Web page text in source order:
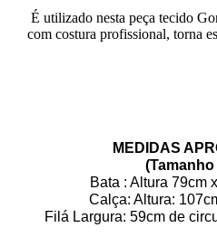
É utilizado nesta peça tecido
com costura profissional, torna
MEDIDAS
Bata : Altura 79cm
Calça: Altura:
Filá Largura: 59cm de